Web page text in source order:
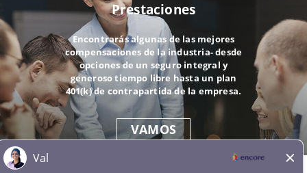
Prestaciones
Encontrarás algunas de las mejores
compensaciones de la industria- desde
opciones de un seguro integral y
generoso tiempo libre hasta un plan
401(k) de contrapartida de la empresa.
VAMOS